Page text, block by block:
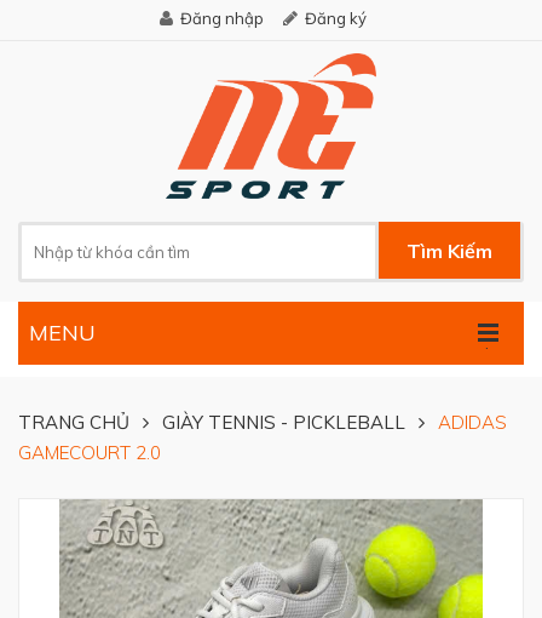
Đăng nhập Đăng ký
Tìm Kiếm
.
MENU
TRANG CHỦ GIÀY TENNIS - PICKLEBALL
ADIDAS
GAMECOURT 2.0